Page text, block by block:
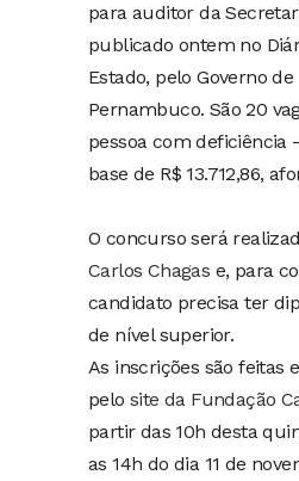
para auditor da
publicado ontem no
Estado, pelo Governo de
Pernambuco. São 20
pessoa com deficiência
base de R$ 13.712,86,
O concurso será
Carlos Chagas e, para
candidato precisa ter
de nível superior.
As inscrições são feitas
pelo site da Fundação
partir das 10h desta
as 14h do dia 11 de